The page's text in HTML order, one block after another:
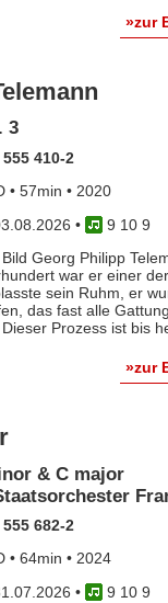
»zur
3
410-2
• 57min • 2020
•
9 10 9
Bild Georg Philipp
war er einer
sein Ruhm, er
das fast alle
Prozess ist bis
»zur
& C major
682-2
• 64min • 2024
•
9 10 9